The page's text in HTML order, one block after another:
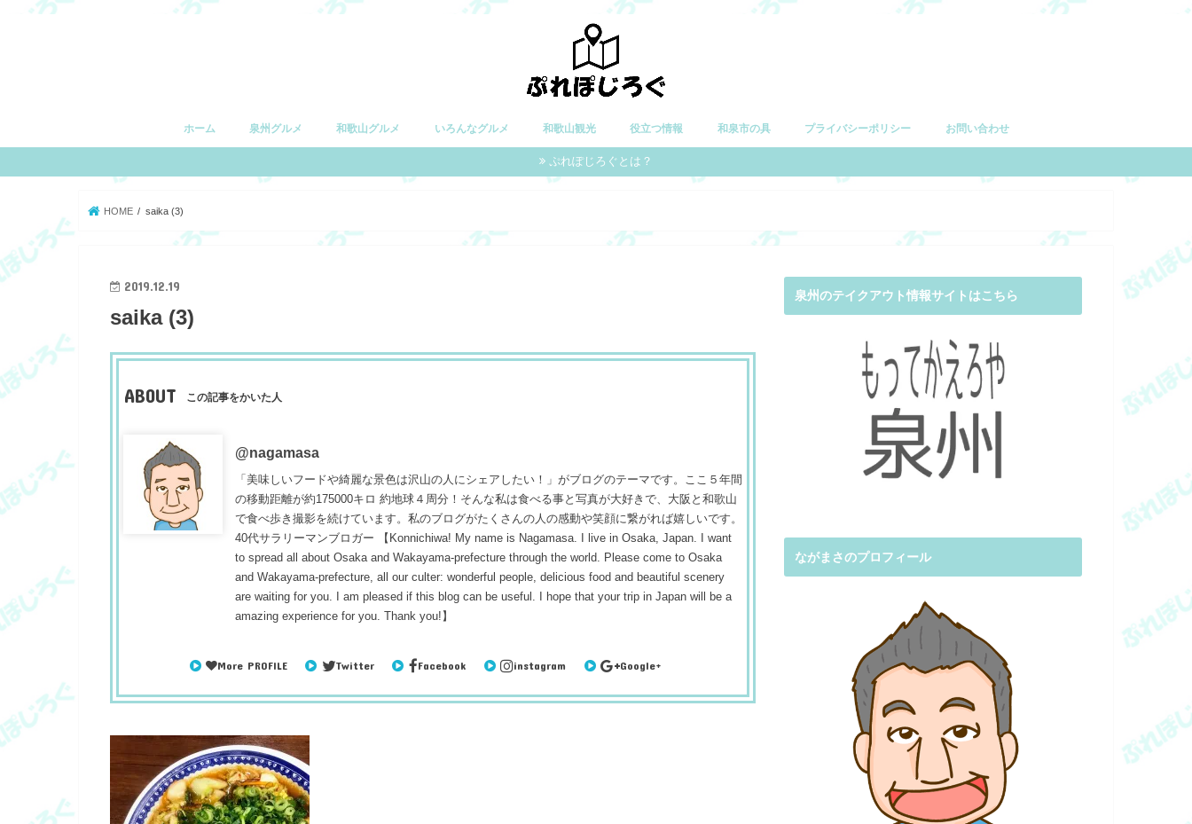
ホーム 泉州グルメ 和歌山グルメ いろんなグルメ 和歌山観光 役立つ情報 和泉市の具 プライバシーポリシー お問い合わせ
ぷれぽじろぐとは？
HOME saika (3)
2019.12.19
saika (3)
ABOUT この記事をかいた人
@nagamasa
「美味しいフードや綺麗な景色は沢山の人にシェアしたい！」がブログのテーマです。ここ５年間
の移動距離が約175000キロ 約地球４周分！そんな私は食べる事と写真が大好きで、大阪と和歌山
で食べ歩き撮影を続けています。私のブログがたくさんの人の感動や笑顔に繋がれば嬉しいです。
40代サラリーマンブロガー 【Konnichiwa! My name is Nagamasa. I live in Osaka, Japan. I want
to spread all about Osaka and Wakayama-prefecture through the world. Please come to Osaka
and Wakayama-prefecture, all our culter: wonderful people, delicious food and beautiful scenery
are waiting for you. I am pleased if this blog can be useful. I hope that your trip in Japan will be a
amazing experience for you. Thank you!】
More PROFILE Twitter Facebook instagram Google+
泉州のテイクアウト情報サイトはこちら
ながまさのプロフィール